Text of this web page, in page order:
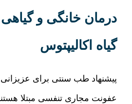
درمان خانگی و
گیاه اکالیپتوس
پیشنهاد طب سنتی برای عزیزانی
عفونت مجاری تنفسی مبتلا